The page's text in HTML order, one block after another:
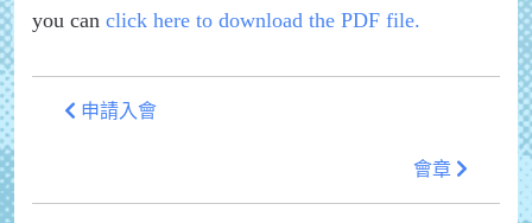
you can click here to download the PDF file.
申請入會
會章